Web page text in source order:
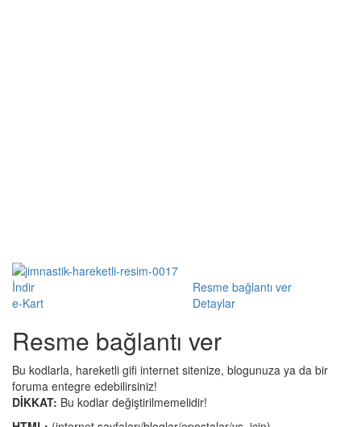
İndir
Resme bağlantı ver
e-Kart
Detaylar
Resme bağlantı ver
Bu kodlarla, hareketli gifi internet sitenize, blogunuza ya da bir
foruma entegre edebilirsiniz!
DİKKAT: Bu kodlar değiştirilmemelidir!